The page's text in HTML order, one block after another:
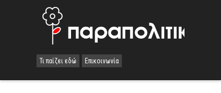
Τι παίζει εδώ Επικοινωνία